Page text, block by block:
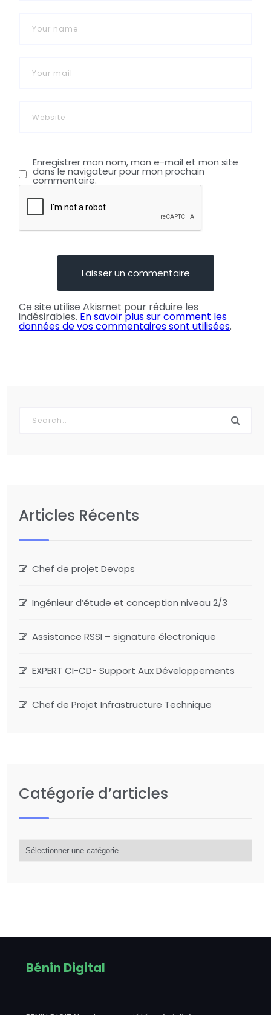
Enregistrer mon nom, mon e-mail et mon site
dans le navigateur pour mon prochain
commentaire.
Ce site utilise Akismet pour réduire les
indésirables. En savoir plus sur comment les
données de vos commentaires sont utilisées.
Articles Récents
Chef de projet Devops
Ingénieur d’étude et conception niveau 2/3
Assistance RSSI – signature électronique
EXPERT CI-CD- Support Aux Développements
Chef de Projet Infrastructure Technique
Catégorie d’articles
d’articles
Bénin Digital